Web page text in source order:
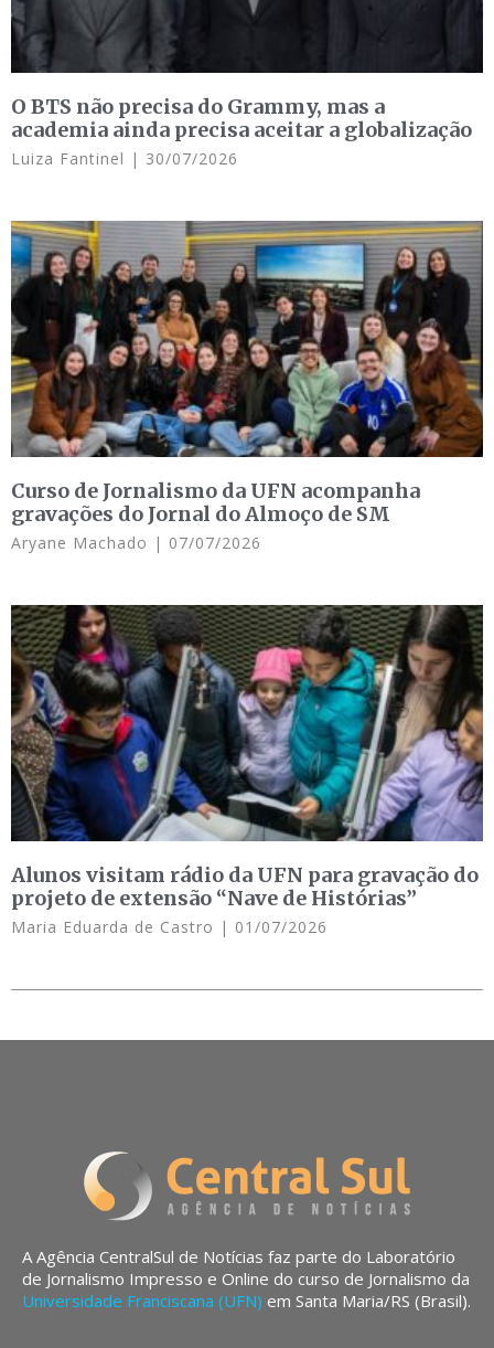
O BTS não precisa do Grammy, mas a
academia ainda precisa aceitar a globalização
Luiza Fantinel 30/07/2026
Curso de Jornalismo da UFN acompanha
gravações do Jornal do Almoço de SM
Aryane Machado 07/07/2026
Alunos visitam rádio da UFN para gravação do
projeto de extensão “Nave de Histórias”
Maria Eduarda de Castro 01/07/2026
A Agência CentralSul de Notícias faz parte do Laboratório
de Jornalismo Impresso e Online do curso de Jornalismo da
Universidade Franciscana (UFN) em Santa Maria/RS (Brasil).